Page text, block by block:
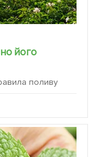
його
поливу